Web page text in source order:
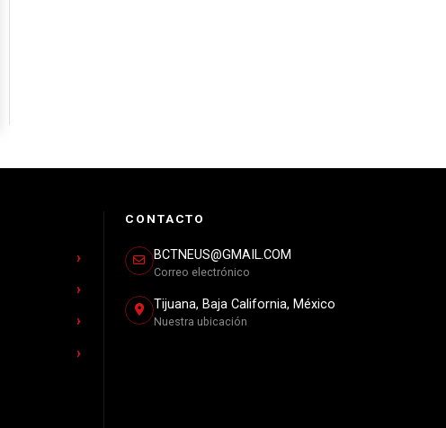
CONTACTO
BCTNEUS@GMAIL.COM
Correo electrónico
Tijuana, Baja California, México
Nuestra ubicación